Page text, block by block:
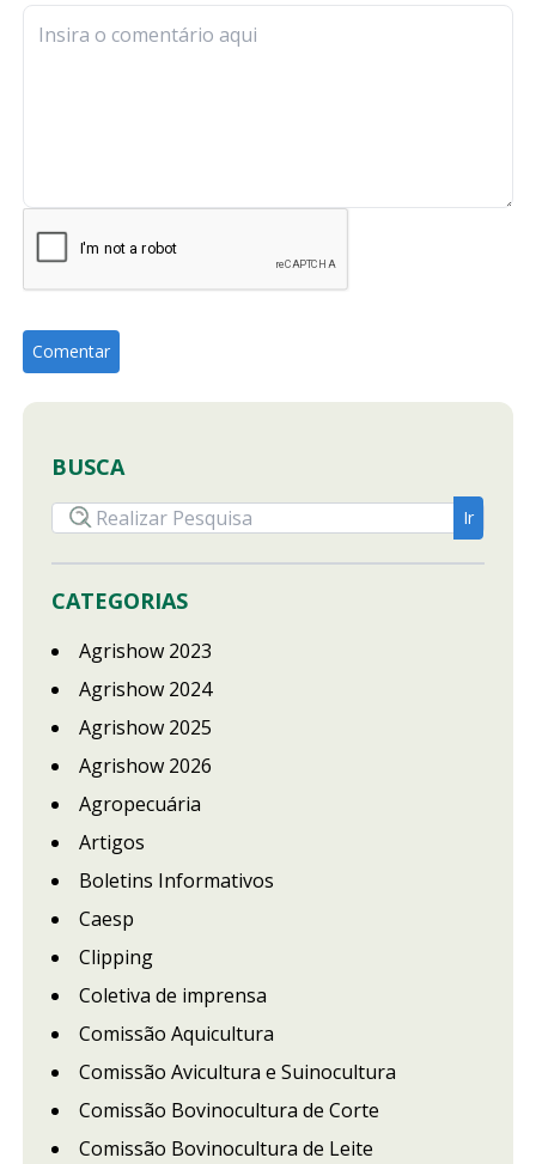
BUSCA
CATEGORIAS
Agrishow 2023
Agrishow 2024
Agrishow 2025
Agrishow 2026
Agropecuária
Artigos
Boletins Informativos
Caesp
Clipping
Coletiva de imprensa
Comissão Aquicultura
Comissão Avicultura e Suinocultura
Comissão Bovinocultura de Corte
Comissão Bovinocultura de Leite